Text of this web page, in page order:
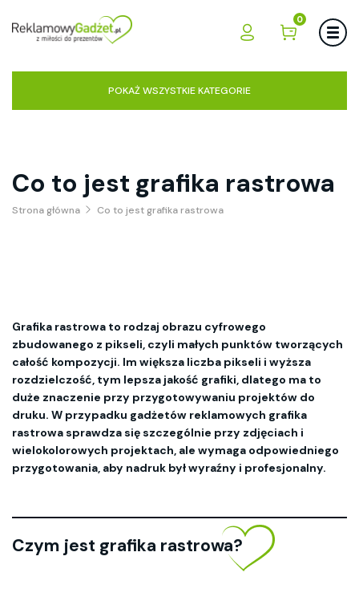
0
POKAŻ WSZYSTKIE KATEGORIE
Co to jest grafika rastrowa
Strona główna Co to jest grafika rastrowa
Grafika rastrowa to rodzaj obrazu cyfrowego
zbudowanego z pikseli, czyli małych punktów tworzących
całość kompozycji. Im większa liczba pikseli i wyższa
rozdzielczość, tym lepsza jakość grafiki, dlatego ma to
duże znaczenie przy przygotowywaniu projektów do
druku. W przypadku gadżetów reklamowych grafika
rastrowa sprawdza się szczególnie przy zdjęciach i
wielokolorowych projektach, ale wymaga odpowiedniego
przygotowania, aby nadruk był wyraźny i profesjonalny.
Czym jest grafika rastrowa?